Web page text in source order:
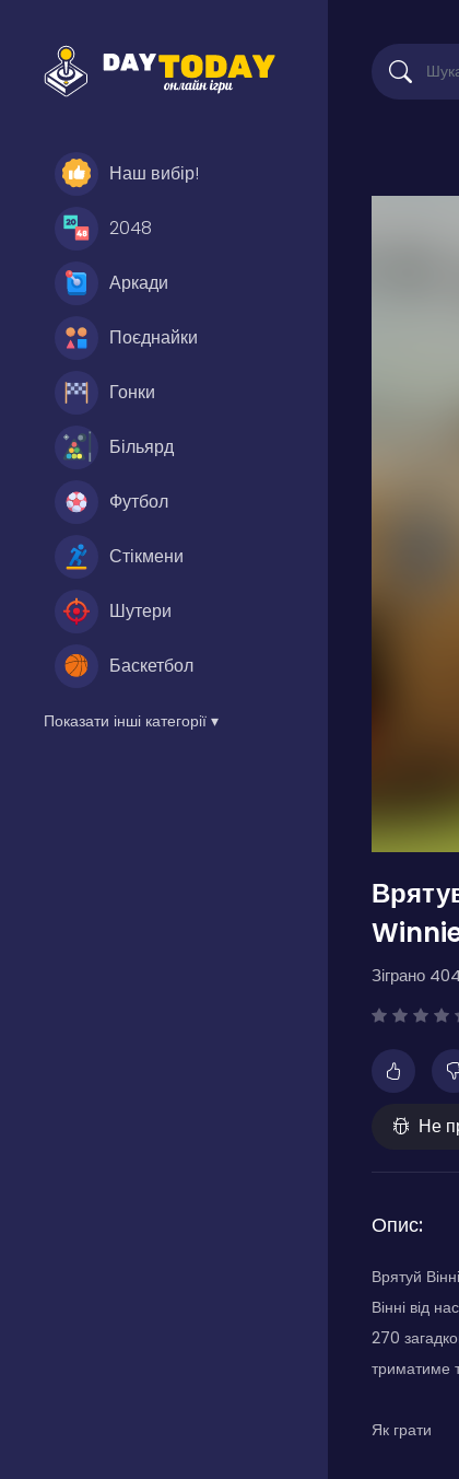
Наш вибір!
2048
Аркади
Поєднайки
Гонки
Більярд
Футбол
Стікмени
Шутери
Баскетбол
Показати інші категорії ▾
Зіграно
Не
Опис:
Врятуй
Вінні від
270
триматиме
Як грати